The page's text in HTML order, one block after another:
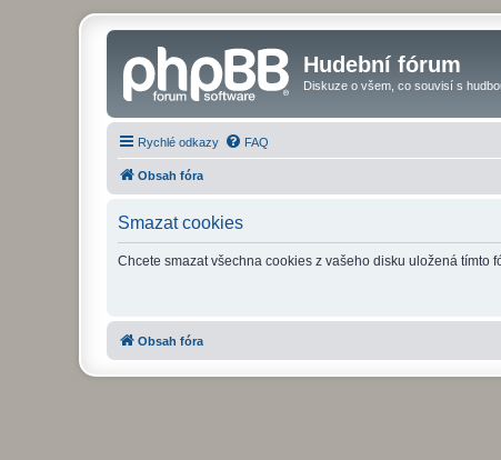
Hudební fórum
Diskuze o všem, co souvisí s
Rychlé odkazy FAQ
Obsah fóra
Smazat cookies
Chcete smazat všechna cookies z vašeho disku uložená tímto
Obsah fóra